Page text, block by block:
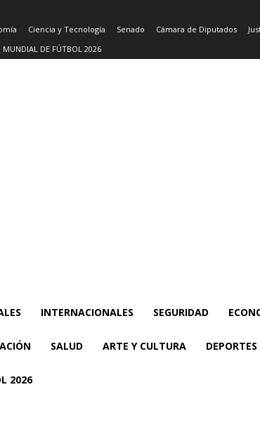
Ciencia y Tecnología Senado Cámara de Diputados
MUNDIAL DE FÚTBOL 2026
INTERNACIONALES SEGURIDAD
SALUD ARTE Y CULTURA DEPORTES
2026